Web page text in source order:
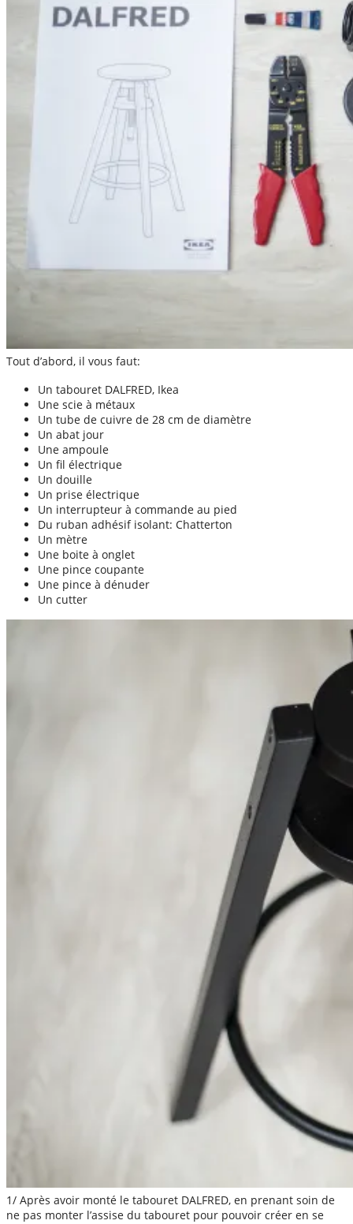
Tout d’abord, il vous faut:
Un tabouret DALFRED, Ikea
Une scie à métaux
Un tube de cuivre de 28 cm de diamètre
Un abat jour
Une ampoule
Un fil électrique
Un douille
Un prise électrique
Un interrupteur à commande au pied
Du ruban adhésif isolant: Chatterton
Un mètre
Une boite à onglet
Une pince coupante
Une pince à dénuder
Un cutter
1/ Après avoir monté le tabouret DALFRED, en prenant soin de
ne pas monter l’assise du tabouret pour pouvoir créer en se